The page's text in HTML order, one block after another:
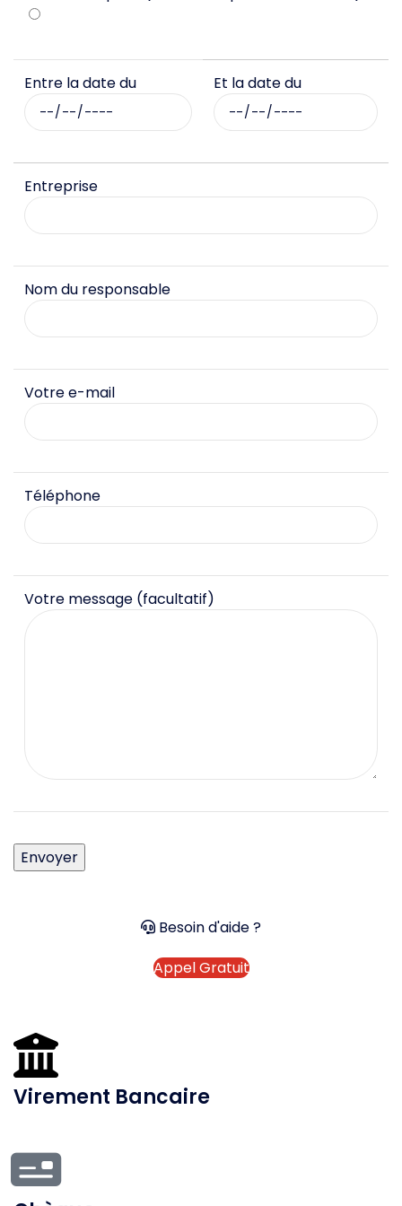
Entre la date du Et la date du
Entreprise
Nom du responsable
Votre e-mail
Téléphone
Votre message (facultatif)
Besoin d'aide ?
Appel Gratuit
Virement Bancaire